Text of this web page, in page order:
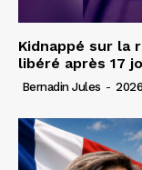
Kidnappé sur la
libéré après 17
Bernadin Jules -